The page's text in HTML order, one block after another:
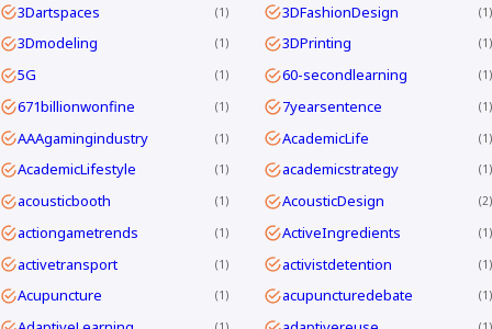
3Dartspaces 1 3DFashionDesign 1
3Dmodeling 1 3DPrinting 1
5G 1 60-secondlearning 1
671billionwonfine 1 7yearsentence 1
AAAgamingindustry 1 AcademicLife 1
AcademicLifestyle 1 academicstrategy 1
acousticbooth 1 AcousticDesign 2
actiongametrends 1 ActiveIngredients 1
activetransport 1 activistdetention 1
Acupuncture 1 acupuncturedebate 1